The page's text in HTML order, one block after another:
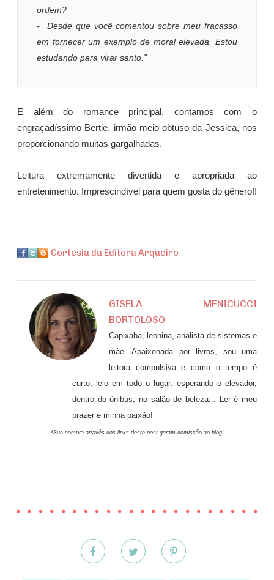
ordem?
- Desde que você comentou sobre meu fracasso
em fornecer um exemplo de moral elevada. Estou
estudando para virar santo."
E além do romance principal, contamos com o
engraçadíssimo Bertie, irmão meio obtuso da Jessica, nos
proporcionando muitas gargalhadas.
Leitura extremamente divertida e apropriada ao
entretenimento. Imprescindível para quem gosta do gênero!!
Cortesia da Editora Arqueiro
GISELA MENICUCCI
BORTOLOSO
Capixaba, leonina, analista de sistemas e
mãe. Apaixonada por livros, sou uma
leitora compulsiva e como o tempo é
curto, leio em todo o lugar: esperando o elevador,
dentro do ônibus, no salão de beleza... Ler é meu
prazer e minha paixão!
*Sua compra através dos links deste post geram comissão ao blog!